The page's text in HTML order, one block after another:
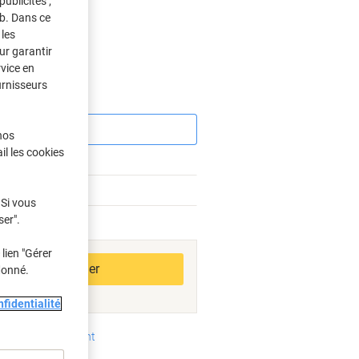
Ajouter au panier
Moyens de paiement
Dans ce
garantir
en
les cookies
vous
"Gérer